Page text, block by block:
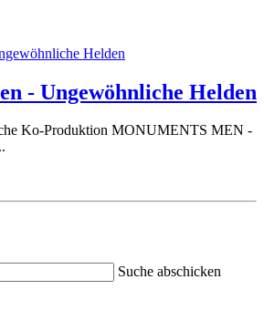
- Ungewöhnliche Helden
Ko-Produktion MONUMENTS MEN -
Suche abschicken